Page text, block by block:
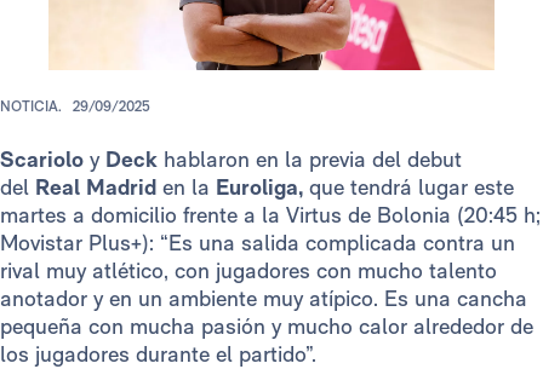
NOTICIA. 29/09/2025
Scariolo y Deck hablaron en la previa del debut
del Real Madrid en la Euroliga, que tendrá lugar este
martes a domicilio frente a la Virtus de Bolonia (20:45 h;
Movistar Plus+): “Es una salida complicada contra un
rival muy atlético, con jugadores con mucho talento
anotador y en un ambiente muy atípico. Es una cancha
pequeña con mucha pasión y mucho calor alrededor de
los jugadores durante el partido”.